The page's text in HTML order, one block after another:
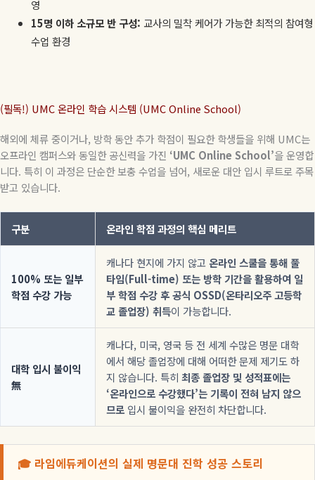
영
15명 이하 소규모 반 구성: 교사의 밀착 케어가 가능한 최적의 참여형
수업 환경
(필독!) UMC 온라인 학습 시스템 (UMC Online School)
해외에 체류 중이거나, 방학 동안 추가 학점이 필요한 학생들을 위해 UMC는
오프라인 캠퍼스와 동일한 공신력을 가진 ‘UMC Online School’을 운영합
니다. 특히 이 과정은 단순한 보충 수업을 넘어, 새로운 대안 입시 루트로 주목
받고 있습니다.
구분 온라인 학점 과정의 핵심 메리트
100% 또는 일부
학점 수강 가능
캐나다 현지에 가지 않고온라인 스쿨을 통해 풀
타임(Full-time) 또는 방학 기간을 활용하여 일
부 학점 수강 후 공식 OSSD(온타리오주 고등학
교 졸업장) 취득이 가능합니다.
대학 입시 불이익
無
캐나다, 미국, 영국 등 전 세계 수많은 명문 대학
에서 해당 졸업장에 대해 어떠한 문제 제기도 하
지 않습니다. 특히 최종 졸업장 및 성적표에는
‘온라인으로 수강했다’는 기록이 전혀 남지 않으
므로 입시 불이익을 완전히 차단합니다.
🎓 라임에듀케이션의 실제 명문대 진학 성공 스토리